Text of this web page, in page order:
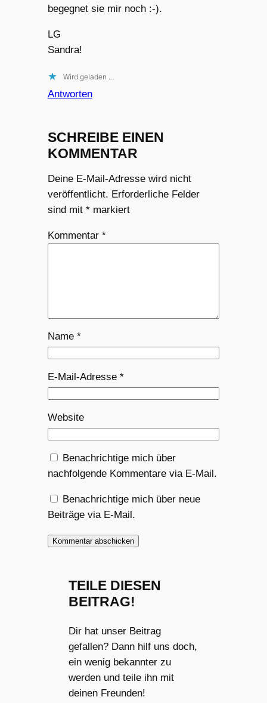
begegnet sie mir noch :-).
LG
Sandra!
Wird geladen …
Antworten
SCHREIBE EINEN
KOMMENTAR
Deine E-Mail-Adresse wird nicht
veröffentlicht. Erforderliche Felder
sind mit *markiert
Kommentar *
Name *
E-Mail-Adresse *
Website
Benachrichtige mich über
nachfolgende Kommentare via E-Mail.
Benachrichtige mich über neue
Beiträge via E-Mail.
TEILE DIESEN
BEITRAG!
Dir hat unser Beitrag
gefallen? Dann hilf uns doch,
ein wenig bekannter zu
werden und teile ihn mit
deinen Freunden!